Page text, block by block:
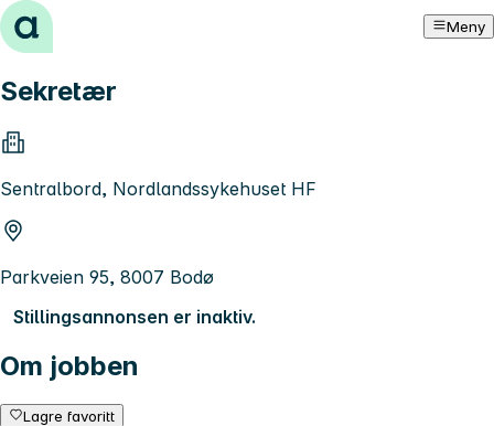
Hopp til innhold Meny
Sekretær
Sentralbord, Nordlandssykehuset HF
Parkveien 95, 8007 Bodø
Stillingsannonsen er inaktiv.
Om jobben
Lagre favoritt